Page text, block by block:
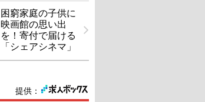
困窮家庭の子供に
映画館の思い出
を！寄付で届ける
「シェアシネマ」
提供：